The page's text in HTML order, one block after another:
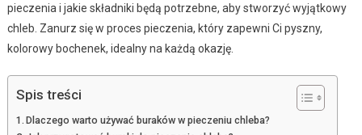
pieczenia i jakie składniki będą potrzebne, aby stworzyć wyjątkowy
chleb. Zanurz się w proces pieczenia, który zapewni Ci pyszny,
kolorowy bochenek, idealny na każdą okazję.
Spis treści
Dlaczego warto używać buraków w pieczeniu chleba?